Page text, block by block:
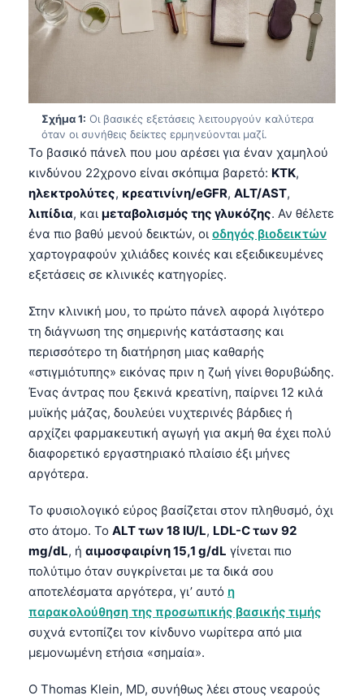
Σχήμα 1: Οι βασικές εξετάσεις λειτουργούν καλύτερα
όταν οι συνήθεις δείκτες ερμηνεύονται μαζί.
Το βασικό πάνελ που μου αρέσει για έναν χαμηλού
κινδύνου 22χρονο είναι σκόπιμα βαρετό: ΚΤΚ,
ηλεκτρολύτες, κρεατινίνη/eGFR, ALT/AST,
λιπίδια, και μεταβολισμός της γλυκόζης. Αν θέλετε
ένα πιο βαθύ μενού δεικτών, οι οδηγός βιοδεικτών
χαρτογραφούν χιλιάδες κοινές και εξειδικευμένες
εξετάσεις σε κλινικές κατηγορίες.
Στην κλινική μου, το πρώτο πάνελ αφορά λιγότερο
τη διάγνωση της σημερινής κατάστασης και
περισσότερο τη διατήρηση μιας καθαρής
«στιγμιότυπης» εικόνας πριν η ζωή γίνει θορυβώδης.
Ένας άντρας που ξεκινά κρεατίνη, παίρνει 12 κιλά
μυϊκής μάζας, δουλεύει νυχτερινές βάρδιες ή
αρχίζει φαρμακευτική αγωγή για ακμή θα έχει πολύ
διαφορετικό εργαστηριακό πλαίσιο έξι μήνες
αργότερα.
Το φυσιολογικό εύρος βασίζεται στον πληθυσμό, όχι
στο άτομο. Το ALT των 18 IU/L, LDL-C των 92
mg/dL, ή αιμοσφαιρίνη 15,1 g/dL γίνεται πιο
πολύτιμο όταν συγκρίνεται με τα δικά σου
αποτελέσματα αργότερα, γι’ αυτό η
παρακολούθηση της προσωπικής βασικής τιμής
συχνά εντοπίζει τον κίνδυνο νωρίτερα από μια
μεμονωμένη ετήσια «σημαία».
Ο Thomas Klein, MD, συνήθως λέει στους νεαρούς